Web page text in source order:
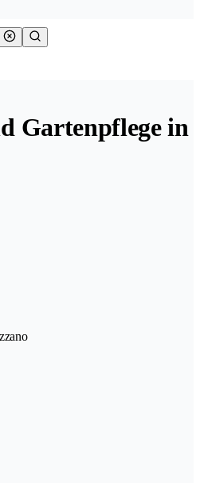
Gartenpflege in